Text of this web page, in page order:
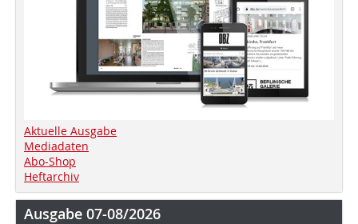
Aktuelle Ausgabe
Mediadaten
Abo-Shop
Heftarchiv
Ausgabe 07-08/2026